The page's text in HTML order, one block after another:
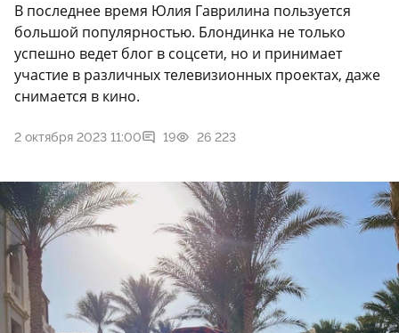
В последнее время Юлия Гаврилина пользуется
большой популярностью. Блондинка не только
успешно ведет блог в соцсети, но и принимает
участие в различных телевизионных проектах, даже
снимается в кино.
2 октября 2023 11:00 19 26 223